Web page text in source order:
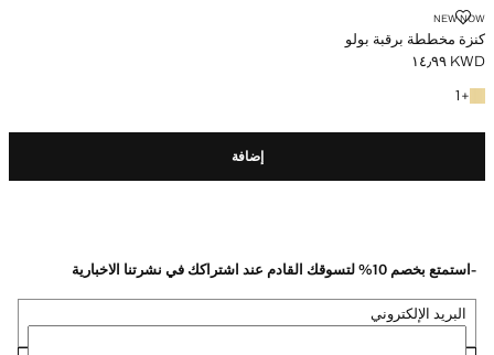
NEW NOW
‏كنزة مخططة برقبة بولو
‏كنزة مخططة برقبة بولو
السعر الحالي [KWD ١٤٫٩٩ ]
KWD ١٤٫٩٩
+
1
+ لون آخر
إضافة
-استمتع بخصم 10% لتسوقك القادم عند اشتراكك في نشرتنا الاخبارية
البريد الإلكتروني